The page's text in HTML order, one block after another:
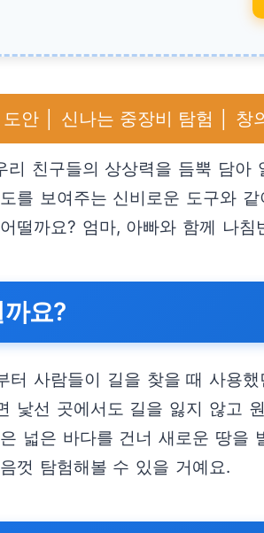
안 │ 신나는 중장비 탐험 │ 창
리 친구들의 상상력을 듬뿍 담아
를 보여주는 신비로운 도구와
떨까요? 엄마, 아빠와 함께 나
요?
터 사람들이 길을 찾을 때 사용
낯선 곳에서도 길을 잃지 않고
넓은 바다를 건너 새로운 땅을
껏 탐험해볼 수 있을 거예요.